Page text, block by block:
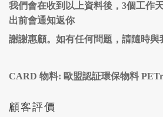
我們會在收到以上資料後，3個工作
出前會通知返你
謝謝惠顧。如有任何問題，請隨時與
CARD 物料: 歐盟認証環保物料
顧客評價